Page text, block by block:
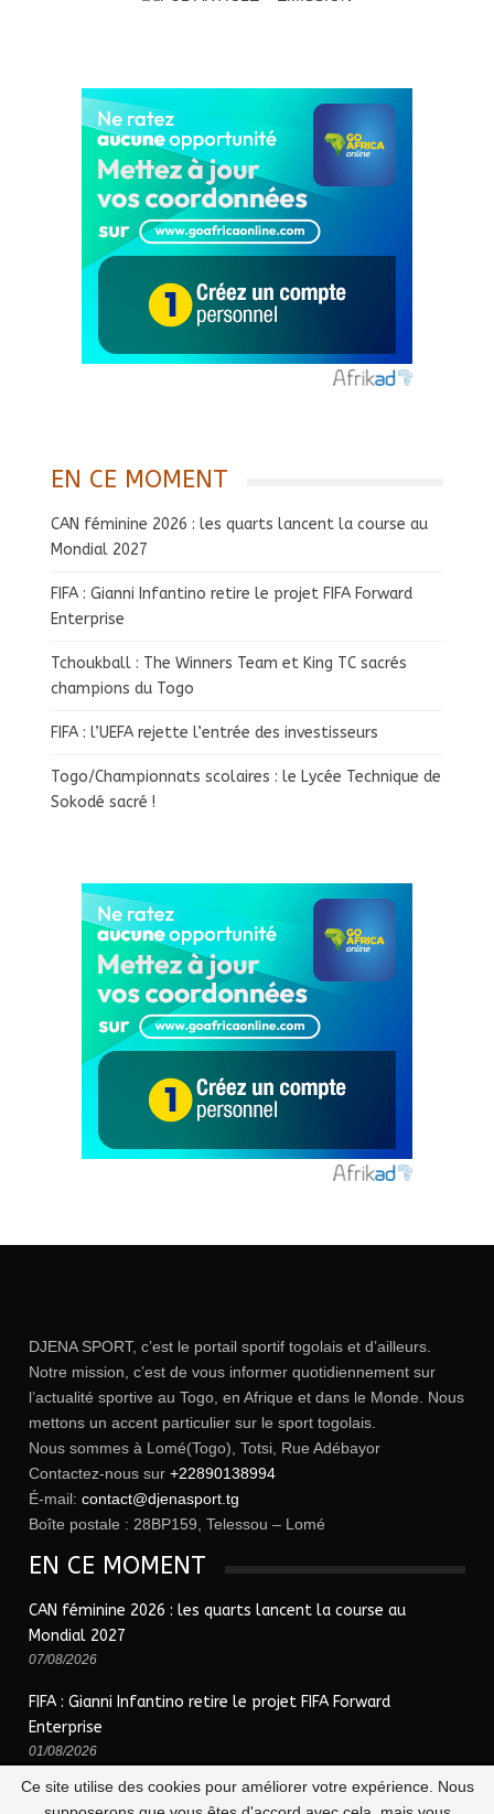
EN CE MOMENT
CAN féminine 2026 : les quarts lancent la course au
Mondial 2027
FIFA : Gianni Infantino retire le projet FIFA Forward
Enterprise
Tchoukball : The Winners Team et King TC sacrés
champions du Togo
FIFA : l’UEFA rejette l’entrée des investisseurs
Togo/Championnats scolaires : le Lycée Technique de
Sokodé sacré !
DJENA SPORT, c’est le portail sportif togolais et d’ailleurs.
Notre mission, c’est de vous informer quotidiennement sur
l’actualité sportive au Togo, en Afrique et dans le Monde. Nous
mettons un accent particulier sur le sport togolais.
Nous sommes à Lomé(Togo), Totsi, Rue Adébayor
Contactez-nous sur +22890138994
É-mail: contact@djenasport.tg
Boîte postale : 28BP159, Telessou – Lomé
EN CE MOMENT
CAN féminine 2026 : les quarts lancent la course au
Mondial 2027
07/08/2026
FIFA : Gianni Infantino retire le projet FIFA Forward
Enterprise
01/08/2026
Ce site utilise des cookies pour améliorer votre expérience. Nous